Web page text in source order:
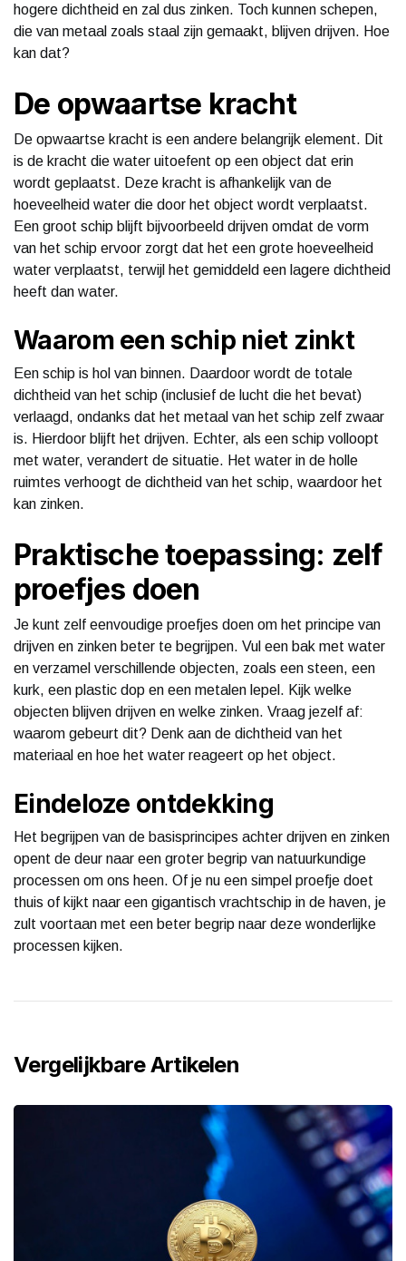
hogere dichtheid en zal dus zinken. Toch kunnen schepen,
die van metaal zoals staal zijn gemaakt, blijven drijven. Hoe
kan dat?
De opwaartse kracht
De opwaartse kracht is een andere belangrijk element. Dit
is de kracht die water uitoefent op een object dat erin
wordt geplaatst. Deze kracht is afhankelijk van de
hoeveelheid water die door het object wordt verplaatst.
Een groot schip blijft bijvoorbeeld drijven omdat de vorm
van het schip ervoor zorgt dat het een grote hoeveelheid
water verplaatst, terwijl het gemiddeld een lagere dichtheid
heeft dan water.
Waarom een schip niet zinkt
Een schip is hol van binnen. Daardoor wordt de totale
dichtheid van het schip (inclusief de lucht die het bevat)
verlaagd, ondanks dat het metaal van het schip zelf zwaar
is. Hierdoor blijft het drijven. Echter, als een schip volloopt
met water, verandert de situatie. Het water in de holle
ruimtes verhoogt de dichtheid van het schip, waardoor het
kan zinken.
Praktische toepassing: zelf
proefjes doen
Je kunt zelf eenvoudige proefjes doen om het principe van
drijven en zinken beter te begrijpen. Vul een bak met water
en verzamel verschillende objecten, zoals een steen, een
kurk, een plastic dop en een metalen lepel. Kijk welke
objecten blijven drijven en welke zinken. Vraag jezelf af:
waarom gebeurt dit? Denk aan de dichtheid van het
materiaal en hoe het water reageert op het object.
Eindeloze ontdekking
Het begrijpen van de basisprincipes achter drijven en zinken
opent de deur naar een groter begrip van natuurkundige
processen om ons heen. Of je nu een simpel proefje doet
thuis of kijkt naar een gigantisch vrachtschip in de haven, je
zult voortaan met een beter begrip naar deze wonderlijke
processen kijken.
Vergelijkbare Artikelen